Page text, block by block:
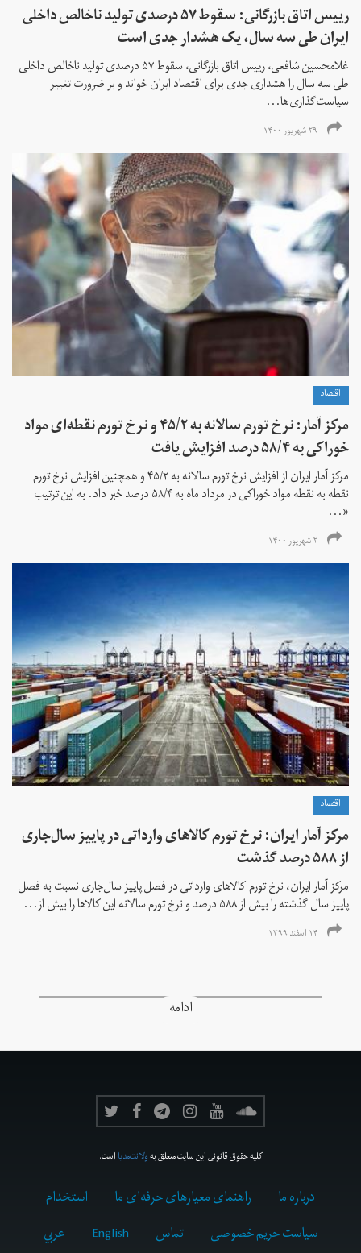
رییس اتاق بازرگانی: سقوط ۵۷ درصدی تولید ناخالص داخلی
ایران طی سه سال، یک هشدار جدی است
غلامحسین شافعی، رییس اتاق بازرگانی، سقوط ۵۷ درصدی تولید ناخالص داخلی
طی سه سال را هشداری جدی برای اقتصاد ایران خواند و بر ضرورت تغییر
سیاست‌گذاری‌ها...
۲۹ شهریور ۱۴۰۰
اقتصاد
مرکز آمار: نرخ تورم سالانه به ۴۵/۲ و نرخ تورم نقطه‌ای مواد
خوراکی به ۵۸/۴ درصد افزایش یافت
مرکز آمار ایران از افزایش نرخ تورم سالانه به ۴۵/۲ و همچنین افزایش نرخ تورم
نقطه به نقطه مواد خوراکی در مرداد ماه به ۵۸/۴ درصد خبر داد. به این ترتیب
«...
۲ شهریور ۱۴۰۰
اقتصاد
مرکز آمار ایران: نرخ تورم کالاهای وارداتی در پاییز سال‌جاری
از ۵۸۸ درصد گذشت
مرکز آمار ایران، نرخ تورم كالاهای وارداتی در فصل پاییز سال‌جاری نسبت به فصل
پاییز سال گذشته را بیش از ۵۸۸ درصد و نرخ تورم سالانه این کالاها را بیش از...
۱۴ اسفند ۱۳۹۹
ادامه
کلیه حقوق قانونی این سایت متعلق بهولانت‌مدیااست.
درباره ما راهنمای معیارهای حرفه‌ای ما
استخدام
سیاست حریم خصوصی
تماس English عربي